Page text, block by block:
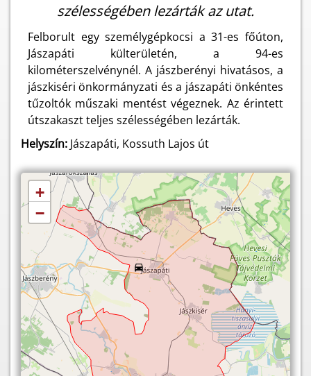
szélességében lezárták az utat.
Felborult egy személygépkocsi a 31-es főúton,
Jászapáti külterületén, a 94-es
kilométerszelvénynél. A jászberényi hivatásos, a
jászkiséri önkormányzati és a jászapáti önkéntes
tűzoltók műszaki mentést végeznek. Az érintett
útszakaszt teljes szélességében lezárták.
Helyszín: Jászapáti, Kossuth Lajos út
+
−